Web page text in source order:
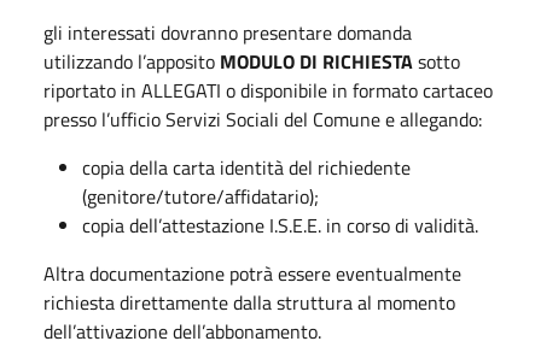
gli interessati dovranno presentare domanda
utilizzando l’apposito MODULO DI RICHIESTAsotto
riportato in ALLEGATI o disponibile in formato cartaceo
presso l’ufficio Servizi Sociali del Comune e allegando:
copia della carta identità del richiedente
(genitore/tutore/affidatario);
copia dell’attestazione I.S.E.E. in corso di validità.
Altra documentazione potrà essere eventualmente
richiesta direttamente dalla struttura al momento
dell’attivazione dell’abbonamento.